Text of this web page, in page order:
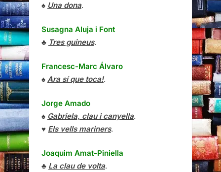
♠ Una dona.
Susagna Aluja i Font
♣ Tres guineus.
Francesc-Marc Álvaro
♠ Ara sí que toca!.
Jorge Amado
♠ Gabriela, clau i canyella.
♥ Els vells mariners.
Joaquim Amat-Piniella
♣ La clau de volta.